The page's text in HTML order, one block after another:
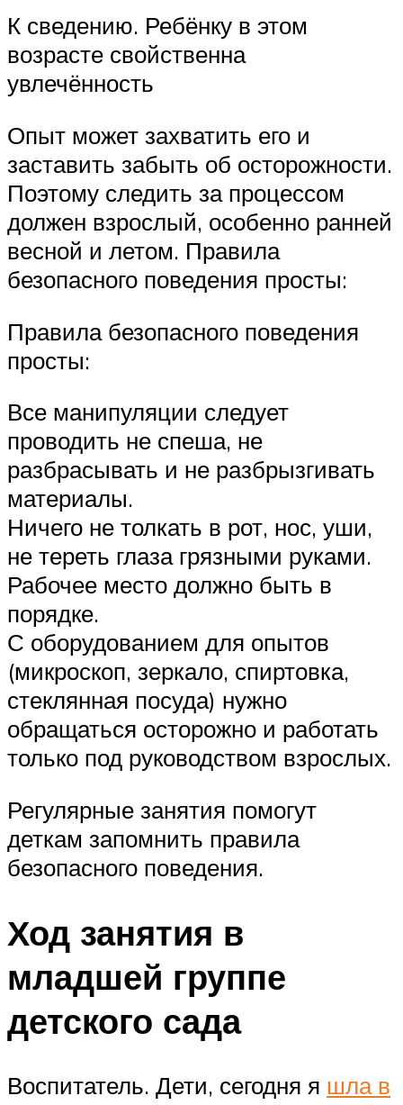
К сведению. Ребёнку в этом
возрасте свойственна
увлечённость
Опыт может захватить его и
заставить забыть об осторожности.
Поэтому следить за процессом
должен взрослый, особенно ранней
весной и летом. Правила
безопасного поведения просты:
Правила безопасного поведения
просты:
Все манипуляции следует
проводить не спеша, не
разбрасывать и не разбрызгивать
материалы.
Ничего не толкать в рот, нос, уши,
не тереть глаза грязными руками.
Рабочее место должно быть в
порядке.
С оборудованием для опытов
(микроскоп, зеркало, спиртовка,
стеклянная посуда) нужно
обращаться осторожно и работать
только под руководством взрослых.
Регулярные занятия помогут
деткам запомнить правила
безопасного поведения.
Ход занятия в
младшей группе
детского сада
Воспитатель. Дети, сегодня я шла в